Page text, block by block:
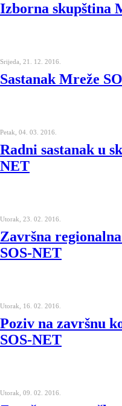
Izborna skupština
Srijeda, 21. 12. 2016.
Sastanak Mreže
Petak, 04. 03. 2016.
Radni sastanak u
NET
Utorak, 23. 02. 2016.
Završna
SOS-NET
Utorak, 16. 02. 2016.
Poziv na završnu
SOS-NET
Utorak, 09. 02. 2016.